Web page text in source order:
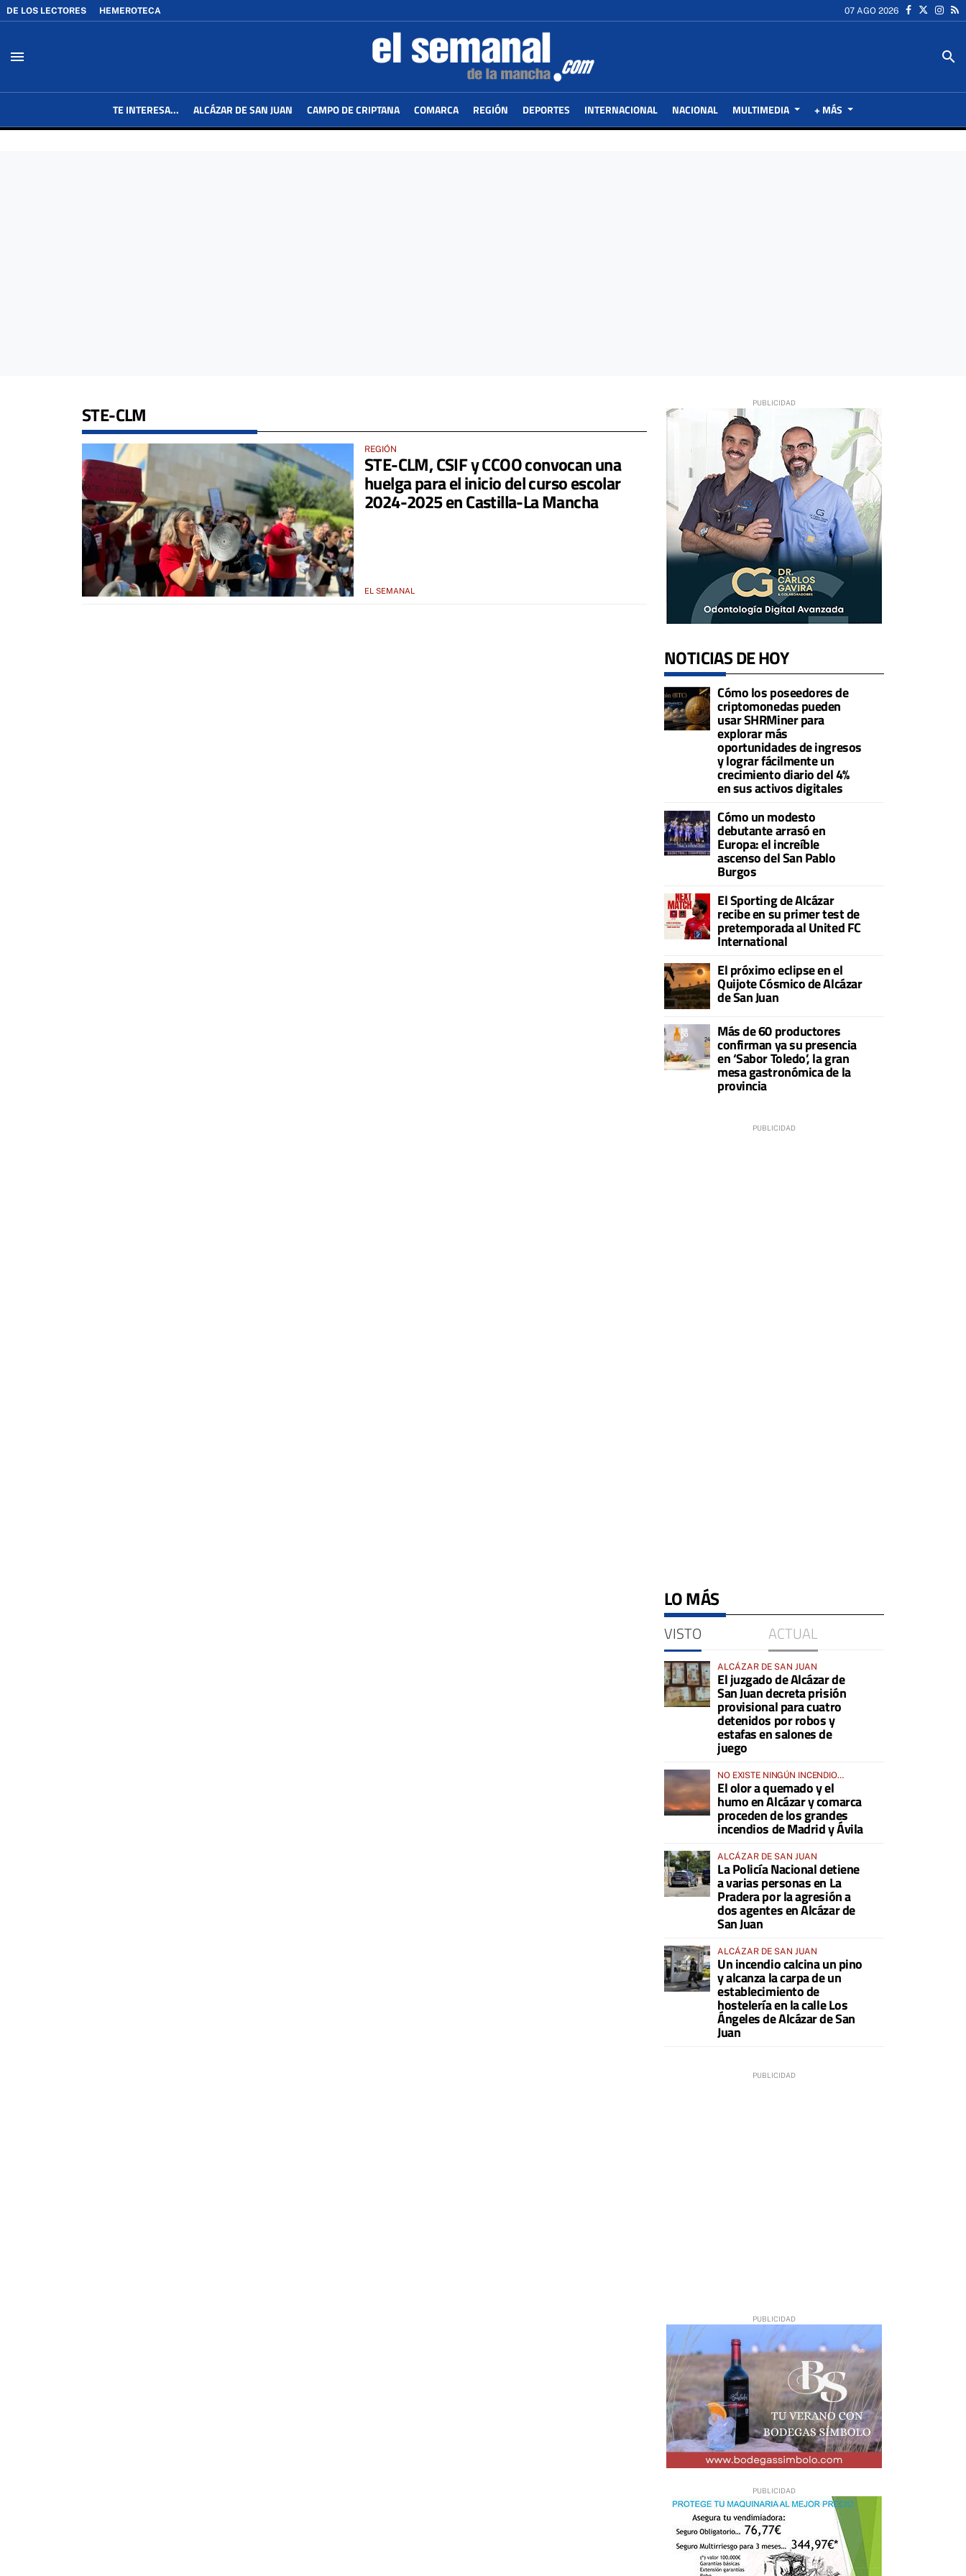
DE LOS LECTORES HEMEROTECA 07 AGO 2026
menu search
TE INTERESA... ALCÁZAR DE SAN JUAN CAMPO DE CRIPTANA COMARCA REGIÓN DEPORTES INTERNACIONAL NACIONAL MULTIMEDIA + MÁS
STE-CLM
REGIÓN
STE-CLM, CSIF y CCOO convocan una
huelga para el inicio del curso escolar
2024-2025 en Castilla-La Mancha
EL SEMANAL
NOTICIAS DE HOY
Cómo los poseedores de
criptomonedas pueden
usar SHRMiner para
explorar más
oportunidades de ingresos
y lograr fácilmente un
crecimiento diario del 4%
en sus activos digitales
Cómo un modesto
debutante arrasó en
Europa: el increíble
ascenso del San Pablo
Burgos
El Sporting de Alcázar
recibe en su primer test de
pretemporada al United FC
International
El próximo eclipse en el
Quijote Cósmico de Alcázar
de San Juan
Más de 60 productores
confirman ya su presencia
en ‘Sabor Toledo’, la gran
mesa gastronómica de la
provincia
LO MÁS
VISTO ACTUAL
ALCÁZAR DE SAN JUAN
El juzgado de Alcázar de
San Juan decreta prisión
provisional para cuatro
detenidos por robos y
estafas en salones de
juego
NO EXISTE NINGÚN INCENDIO
ACTIVO EN LA COMARCA
El olor a quemado y el
humo en Alcázar y comarca
proceden de los grandes
incendios de Madrid y Ávila
ALCÁZAR DE SAN JUAN
La Policía Nacional detiene
a varias personas en La
Pradera por la agresión a
dos agentes en Alcázar de
San Juan
ALCÁZAR DE SAN JUAN
Un incendio calcina un pino
y alcanza la carpa de un
establecimiento de
hostelería en la calle Los
Ángeles de Alcázar de San
Juan